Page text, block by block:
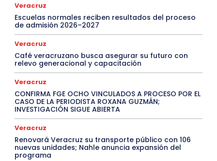
Veracruz
Escuelas normales reciben resultados del proceso
de admisión 2026–2027
Veracruz
Café veracruzano busca asegurar su futuro con
relevo generacional y capacitación
Veracruz
CONFIRMA FGE OCHO VINCULADOS A PROCESO POR EL
CASO DE LA PERIODISTA ROXANA GUZMÁN;
INVESTIGACIÓN SIGUE ABIERTA
Veracruz
Renovará Veracruz su transporte público con 106
nuevas unidades; Nahle anuncia expansión del
programa